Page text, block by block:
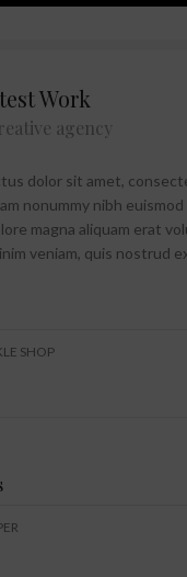
Work
agency
dolor sit amet,
nonummy nibh
magna aliquam erat
veniam, quis nostrud
SHOP